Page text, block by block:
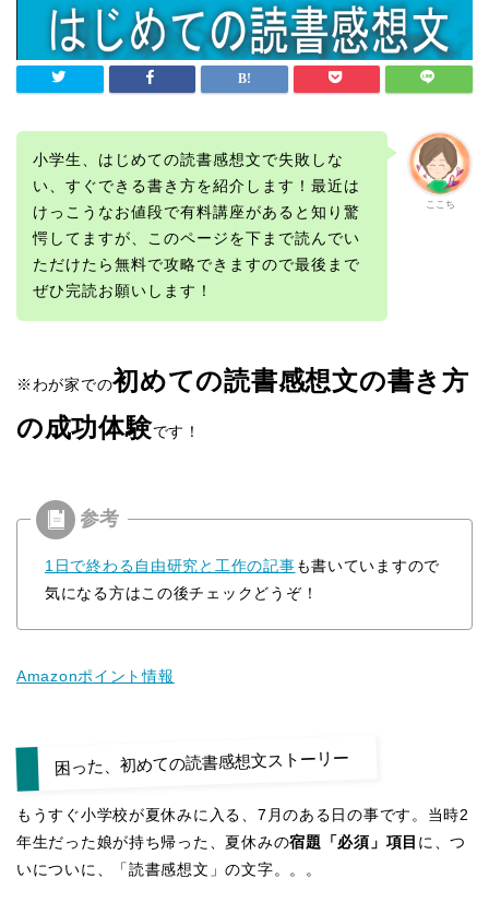
ここち
小学生、はじめての読書感想文で失敗しな
い、すぐできる書き方を紹介します！最近は
けっこうなお値段で有料講座があると知り驚
愕してますが、このページを下まで読んでい
ただけたら無料で攻略できますので最後まで
ぜひ完読お願いします！
※わが家での初めての読書感想文の書き方
の成功体験です！
1日で終わる自由研究と工作の記事も書いていますので
気になる方はこの後チェックどうぞ！
Amazonポイント情報
困った、初めての読書感想文ストーリー
もうすぐ小学校が夏休みに入る、7月のある日の事です。当時2
年生だった娘が持ち帰った、夏休みの宿題「必須」項目 に、つ
いについに、「読書感想文」の文字。。。